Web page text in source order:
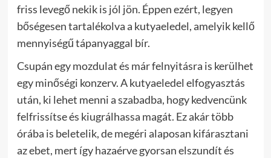
friss levegő nekik is jól jön. Éppen ezért, legyen
bőségesen tartalékolva a kutyaeledel, amelyik kellő
mennyiségű tápanyaggal bír.
Csupán egy mozdulat és már felnyitásra is kerülhet
egy minőségi konzerv. A kutyaeledel elfogyasztás
után, ki lehet menni a szabadba, hogy kedvencünk
felfrissítse és kiugrálhassa magát. Ez akár több
órába is beletelik, de megéri alaposan kifárasztani
az ebet, mert így hazaérve gyorsan elszundít és